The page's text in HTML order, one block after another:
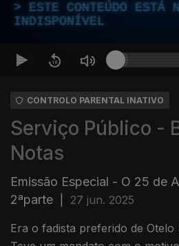
ESTE CONTEÚDO ESTÁ
INDISPONÍVEL
CONTROLO PARENTAL INATIVO
Serviço Público -
Notas
Emissão Especial - O 25 de
2ªparte
27 jun. 2025
Era o fadista preferido de Otelo